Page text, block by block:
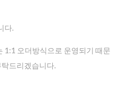
다.
1:1 오더방식으로 운영되기 때문
드리겠습니다.